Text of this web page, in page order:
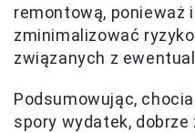
remontową, ponieważ
zminimalizować
związanych z
Podsumowując,
spory wydatek, dobrze